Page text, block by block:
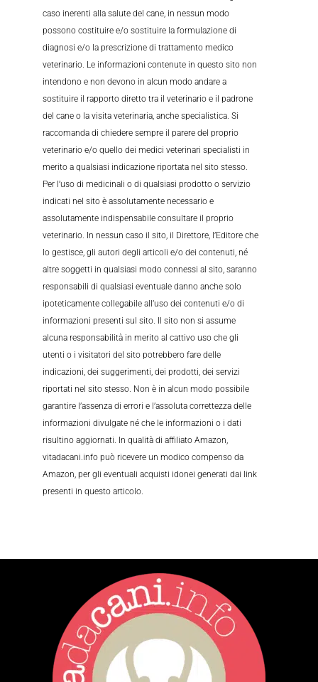
caso inerenti alla salute del cane, in nessun modo
possono costituire e/o sostituire la formulazione di
diagnosi e/o la prescrizione di trattamento medico
veterinario. Le informazioni contenute in questo sito non
intendono e non devono in alcun modo andare a
sostituire il rapporto diretto tra il veterinario e il padrone
del cane o la visita veterinaria, anche specialistica. Si
raccomanda di chiedere sempre il parere del proprio
veterinario e/o quello dei medici veterinari specialisti in
merito a qualsiasi indicazione riportata nel sito stesso.
Per l’uso di medicinali o di qualsiasi prodotto o servizio
indicati nel sito è assolutamente necessario e
assolutamente indispensabile consultare il proprio
veterinario. In nessun caso il sito, il Direttore, l’Editore che
lo gestisce, gli autori degli articoli e/o dei contenuti, né
altre soggetti in qualsiasi modo connessi al sito, saranno
responsabili di qualsiasi eventuale danno anche solo
ipoteticamente collegabile all’uso dei contenuti e/o di
informazioni presenti sul sito. Il sito non si assume
alcuna responsabilità in merito al cattivo uso che gli
utenti o i visitatori del sito potrebbero fare delle
indicazioni, dei suggerimenti, dei prodotti, dei servizi
riportati nel sito stesso. Non è in alcun modo possibile
garantire l’assenza di errori e l’assoluta correttezza delle
informazioni divulgate né che le informazioni o i dati
risultino aggiornati. In qualità di affiliato Amazon,
vitadacani.info può ricevere un modico compenso da
Amazon, per gli eventuali acquisti idonei generati dai link
presenti in questo articolo.